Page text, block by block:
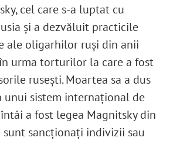
cel care s-a luptat cu
și a dezvăluit practicile
ale oligarhilor ruși din anii
urma torturilor la care a fost
rusești. Moartea sa a dus
unui sistem internațional de
a fost legea Magnitsky din
sunt sancționați indivizii sau